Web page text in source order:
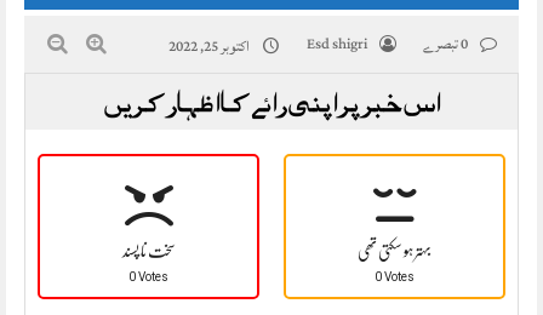
Esd shigri اکتوبر 25, 2022
اس خبر پر اپنی رائے کا اظہار کریں
سخت نا پسند
0 Votes
بہتر ہو سکتی تھی
0 Votes